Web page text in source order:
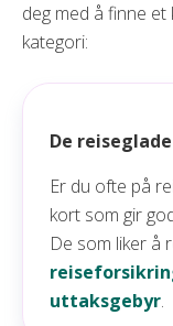
deg med å finne
kategori:
De reiseglade
Er du ofte på
kort som gir
De som liker å
uttaksgebyr.